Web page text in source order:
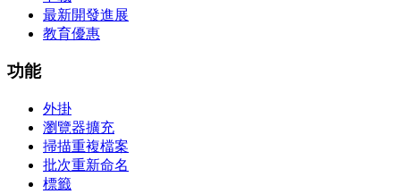
最新開發進展
教育優惠
功能
外掛
瀏覽器擴充
掃描重複檔案
批次重新命名
標籤